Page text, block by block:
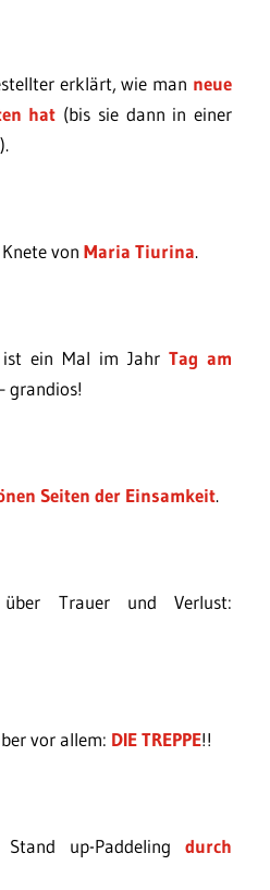
erklärt, wie man neue
hat (bis sie dann in einer
von Maria Tiurina.
ist ein Mal im Jahr Tag am
grandios!
Seiten der Einsamkeit.
Trauer und Verlust:
vor allem: DIE TREPPE!!
up-Paddeling durch